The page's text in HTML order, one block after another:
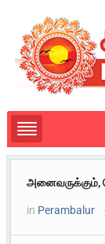
அனைவருக்கும்,
in Perambalur